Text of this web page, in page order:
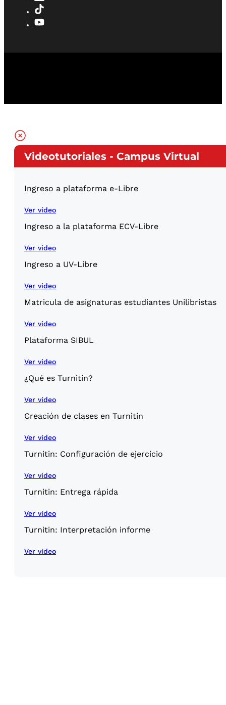
Videotutoriales - Campus Virtual
Ingreso a plataforma e-Libre
Ver video
Ingreso a la plataforma ECV-Libre
Ver video
Ingreso a UV-Libre
Ver video
Matricula de asignaturas estudiantes Unilibristas
Ver video
Plataforma SIBUL
Ver video
¿Qué es Turnitin?
Ver video
Creación de clases en Turnitin
Ver video
Turnitin: Configuración de ejercicio
Ver video
Turnitin: Entrega rápida
Ver video
Turnitin: Interpretación informe
Ver video